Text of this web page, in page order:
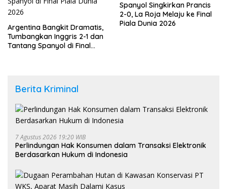
Argentina Bangkit Dramatis,
Tumbangkan Inggris 2-1 dan
Tantang Spanyol di Final
Spanyol Singkirkan Prancis
2-0, La Roja Melaju ke Final
Piala Dunia 2026
Berita Kriminal
7 Agustus 2026 19:20 WIB
Perlindungan Hak Konsumen dalam Transaksi Elektronik
Berdasarkan Hukum di Indonesia